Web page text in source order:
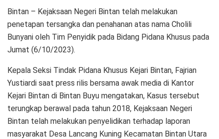
Bintan – Kejaksaan Negeri Bintan telah melakukan
penetapan tersangka dan penahanan atas nama Cholili
Bunyani oleh Tim Penyidik pada Bidang Pidana Khusus pada
Jumat (6/10/2023).
Kepala Seksi Tindak Pidana Khusus Kejari Bintan, Fajrian
Yustiardi saat press rilis bersama awak media di Kantor
Kejari Bintan di Bintan Buyu mengatakan, Kasus tersebut
terungkap berawal pada tahun 2018, Kejaksaan Negeri
Bintan telah melakukan penyelidikan terhadap laporan
masyarakat Desa Lancang Kuning Kecamatan Bintan Utara